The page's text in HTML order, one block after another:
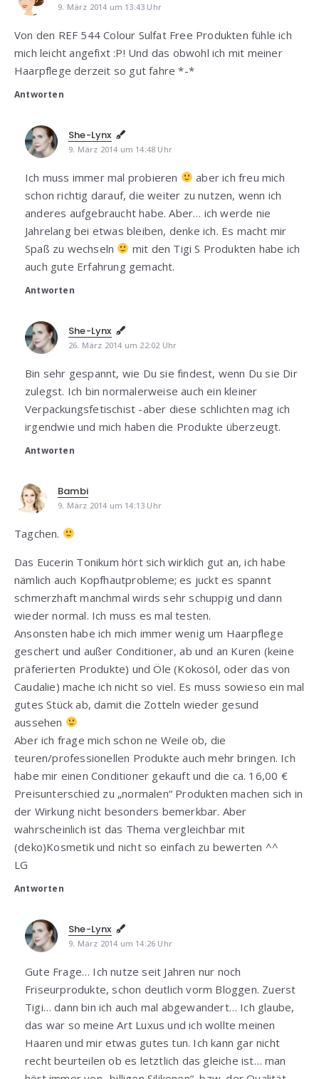
9. März 2014 um 13:43 Uhr
Von den REF 544 Colour Sulfat Free Produkten fühle ich
mich leicht angefixt :P! Und das obwohl ich mit meiner
Haarpflege derzeit so gut fahre *-*
Antworten
She-Lynx
9. März 2014 um 14:48 Uhr
Ich muss immer mal probieren
aber ich freu mich
schon richtig darauf, die weiter zu nutzen, wenn ich
anderes aufgebraucht habe. Aber… ich werde nie
Jahrelang bei etwas bleiben, denke ich. Es macht mir
Spaß zu wechseln
mit den Tigi S Produkten habe ich
auch gute Erfahrung gemacht.
Antworten
She-Lynx
26. März 2014 um 22:02 Uhr
Bin sehr gespannt, wie Du sie findest, wenn Du sie Dir
zulegst. Ich bin normalerweise auch ein kleiner
Verpackungsfetischist -aber diese schlichten mag ich
irgendwie und mich haben die Produkte überzeugt.
Antworten
Bambi
9. März 2014 um 14:13 Uhr
Tagchen.
Das Eucerin Tonikum hört sich wirklich gut an, ich habe
nämlich auch Kopfhautprobleme; es juckt es spannt
schmerzhaft manchmal wirds sehr schuppig und dann
wieder normal. Ich muss es mal testen.
Ansonsten habe ich mich immer wenig um Haarpflege
geschert und außer Conditioner, ab und an Kuren (keine
präferierten Produkte) und Öle (Kokosöl, oder das von
Caudalie) mache ich nicht so viel. Es muss sowieso ein mal
gutes Stück ab, damit die Zotteln wieder gesund
aussehen
Aber ich frage mich schon ne Weile ob, die
teuren/professionellen Produkte auch mehr bringen. Ich
habe mir einen Conditioner gekauft und die ca. 16,00 €
Preisunterschied zu „normalen“ Produkten machen sich in
der Wirkung nicht besonders bemerkbar. Aber
wahrscheinlich ist das Thema vergleichbar mit
(deko)Kosmetik und nicht so einfach zu bewerten ^^
LG
Antworten
She-Lynx
9. März 2014 um 14:26 Uhr
Gute Frage… Ich nutze seit Jahren nur noch
Friseurprodukte, schon deutlich vorm Bloggen. Zuerst
Tigi… dann bin ich auch mal abgewandert… Ich glaube,
das war so meine Art Luxus und ich wollte meinen
Haaren und mir etwas gutes tun. Ich kann gar nicht
recht beurteilen ob es letztlich das gleiche ist… man